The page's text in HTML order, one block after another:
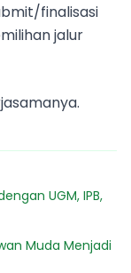
finalisasi
jalur
UGM, IPB,
Muda Menjadi